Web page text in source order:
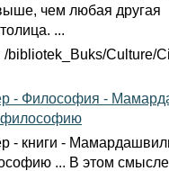
чем любая другая
...
/bibliotek_Buks/Culture/
- Философия -
философию
- книги -
... В этом смысле